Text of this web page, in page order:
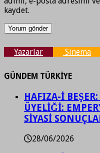
kaydet.
Yazarlar Sinema
GÜNDEM TÜRKİYE
HAFIZA-İ
ÜYELİĞİ:
SİYASİ
28/06/2026